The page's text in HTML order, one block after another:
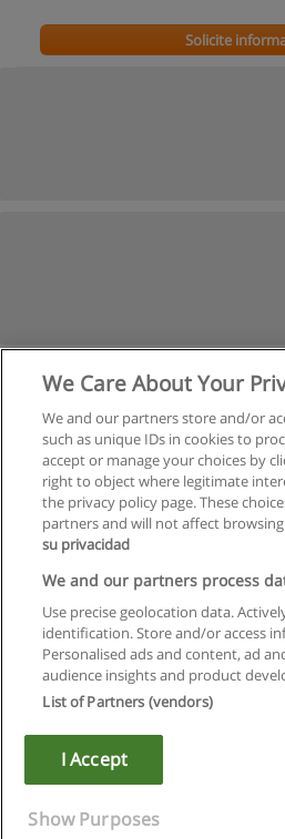
Solicite
Regras de
Privacidade de
Entrar em contato
Copyright © Educaedu Business
We Care About Your
We and our partners store and/or
such as unique IDs in cookies to
accept or manage your choices by
right to object where legitimate
the privacy policy page. These
partners and will not affect
su privacidad
We and our partners process
Use precise geolocation data.
identification. Store and/or access
Personalised ads and content, ad
audience insights and product
List of Partners (vendors)
I Accept
Show Purposes